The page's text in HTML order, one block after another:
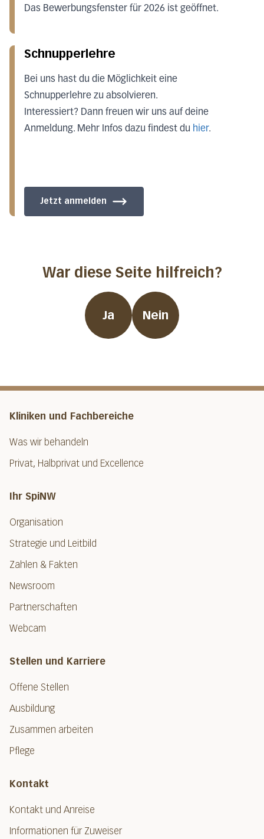
Das Bewerbungsfenster für 2026 ist geöffnet.
Schnupperlehre
Bei uns hast du die Möglichkeit eine
Schnupperlehre zu absolvieren.
Interessiert? Dann freuen wir uns auf deine
Anmeldung. Mehr Infos dazu findest du hier.
Jetzt anmelden
War diese Seite hilfreich?
Ja Nein
Kliniken und Fachbereiche
Was wir behandeln
Privat, Halbprivat und Excellence
Ihr SpiNW
Organisation
Strategie und Leitbild
Zahlen & Fakten
Newsroom
Partnerschaften
Webcam
Stellen und Karriere
Offene Stellen
Ausbildung
Zusammen arbeiten
Pflege
Kontakt
Kontakt und Anreise
Informationen für Zuweiser